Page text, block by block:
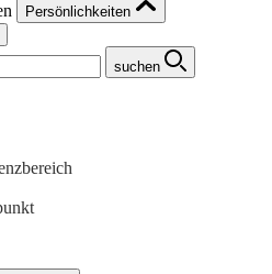
Persönlichkeiten
suchen